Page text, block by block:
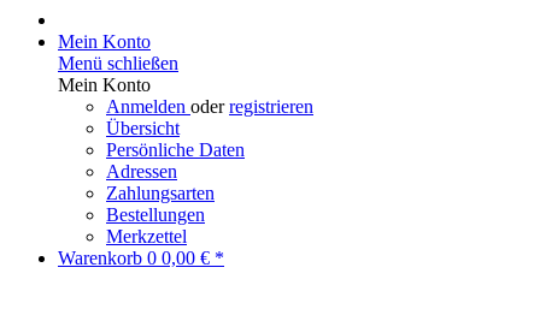
Mein Konto
Menü schließen
Mein Konto
Anmelden oderregistrieren
Übersicht
Persönliche Daten
Adressen
Zahlungsarten
Bestellungen
Merkzettel
Warenkorb 0 0,00 € *